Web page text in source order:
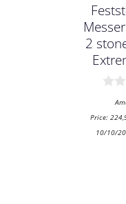
2
o
n
Price:
10/10/